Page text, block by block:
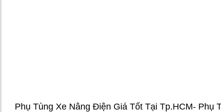
Phụ Tùng Xe Nâng Điện Giá Tốt Tại Tp.HCM- Phụ